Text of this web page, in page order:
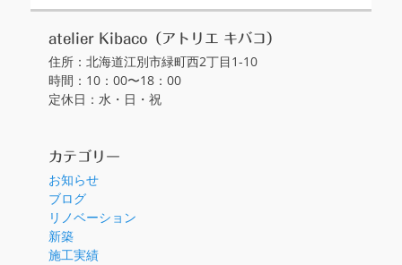
ゲ
ー
シ
投
稿:
atelier Kibaco（アトリエ キバコ）
住所：北海道江別市緑町西2丁目1-10
時間：10：00〜18：00
定休日：水・日・祝
カテゴリー
お知らせ
ブログ
リノベーション
新築
施工実績